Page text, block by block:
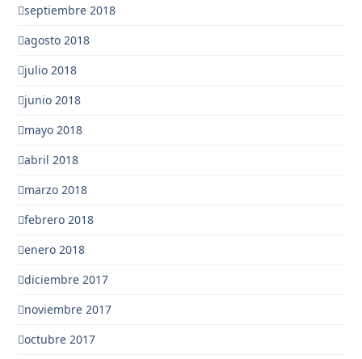
septiembre 2018
agosto 2018
julio 2018
junio 2018
mayo 2018
abril 2018
marzo 2018
febrero 2018
enero 2018
diciembre 2017
noviembre 2017
octubre 2017